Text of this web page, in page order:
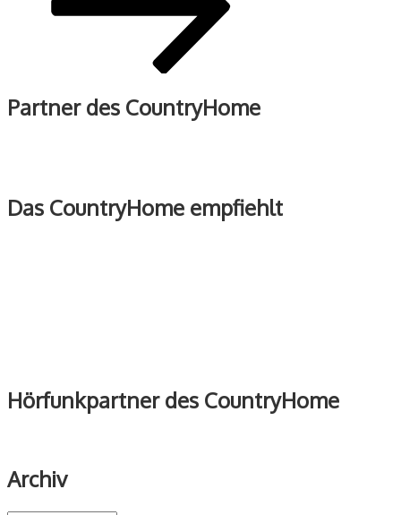
Partner des CountryHome
Das CountryHome empfiehlt
Hörfunkpartner des CountryHome
Archiv